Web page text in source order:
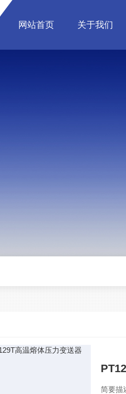
网站首页 关于我们
简要描